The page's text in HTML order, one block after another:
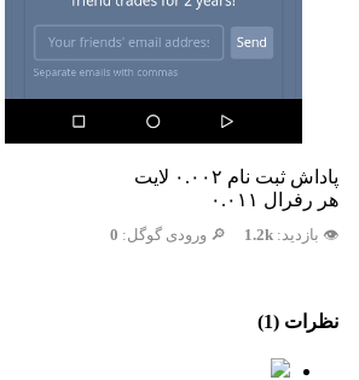
پاداش ثبت نام ۰.۰۰۲ لایت
هر رفرال ۰.۰۱۱
👁️ بازدید: 1.2k 🔎 ورودی گوگل: 0
نظرات (1)